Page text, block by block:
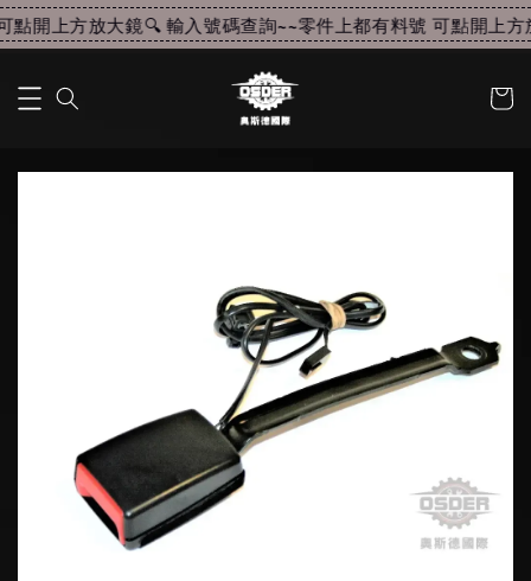
開上方放大鏡🔍 輸入號碼查詢~~零件上都有料號 可點開上方